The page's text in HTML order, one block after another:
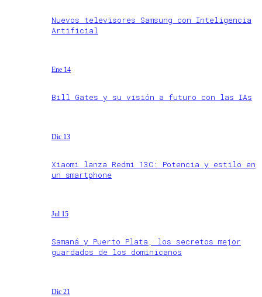
Nuevos televisores Samsung con Inteligencia
Artificial
Ene 14
Bill Gates y su visión a futuro con las IAs
Dic 13
Xiaomi lanza Redmi 13C: Potencia y estilo en
un smartphone
Jul 15
Samaná y Puerto Plata, los secretos mejor
guardados de los dominicanos
Dic 21